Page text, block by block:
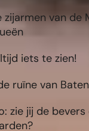
van de
iets te zien!
ruïne van
zie jij de